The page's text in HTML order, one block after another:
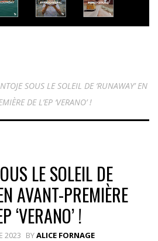
SOUS LE SOLEIL DE ‘RUNAWAY’ EN
DE L’EP ‘VERANO’ !
LE SOLEIL DE
AVANT-PREMIÈRE
‘VERANO’ !
2023 BYALICE FORNAGE